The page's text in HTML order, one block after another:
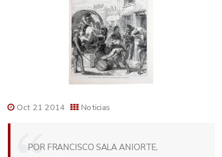
Oct 21 2014 Noticias
POR FRANCISCO SALA ANIORTE,